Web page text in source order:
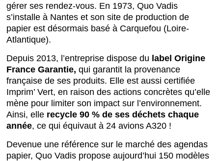
gérer ses rendez-vous. En 1973, Quo Vadis
s’installe à Nantes et son site de production de
papier est désormais basé à Carquefou (Loire-
Atlantique).
Depuis 2013, l’entreprise dispose du label Origine
France Garantie, qui garantit la provenance
française de ses produits. Elle est aussi certifiée
Imprim’ Vert, en raison des actions concrètes qu’elle
mène pour limiter son impact sur l’environnement.
Ainsi, elle recycle 90 % de ses déchets chaque
année, ce qui équivaut à 24 avions A320 !
Devenue une référence sur le marché des agendas
papier, Quo Vadis propose aujourd’hui 150 modèles